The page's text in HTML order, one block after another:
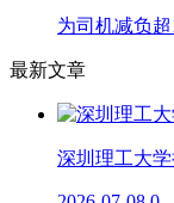
为司机减负
最新文章
深圳理工大